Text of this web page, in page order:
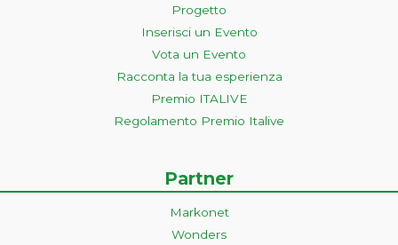
Progetto
Inserisci un Evento
Vota un Evento
Racconta la tua esperienza
Premio ITALIVE
Regolamento Premio Italive
Partner
Markonet
Wonders